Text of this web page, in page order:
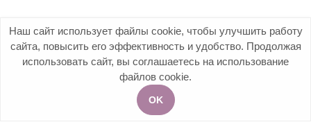
+7 (499) 113-25-55
119192, Москва, Мичуринский проспект, д.7 Мы в соцсетях
Наш сайт использует файлы cookie, чтобы улучшить работу
сайта, повысить его эффективность и удобство. Продолжая
использовать сайт, вы соглашаетесь на использование
файлов cookie.
OK